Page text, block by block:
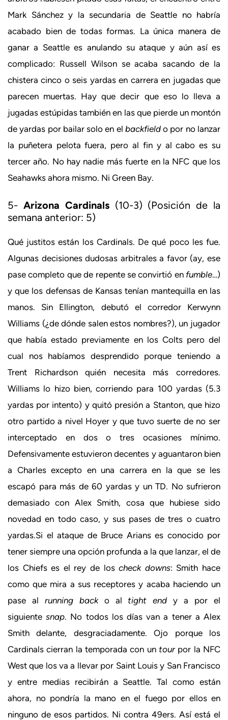
Mark Sánchez y la secundaria de Seattle no habría
acabado bien de todas formas. La única manera de
ganar a Seattle es anulando su ataque y aún así es
complicado: Russell Wilson se acaba sacando de la
chistera cinco o seis yardas en carrera en jugadas que
parecen muertas. Hay que decir que eso lo lleva a
jugadas estúpidas también en las que pierde un montón
de yardas por bailar solo en el backfieldo por no lanzar
la puñetera pelota fuera, pero al fin y al cabo es su
tercer año. No hay nadie más fuerte en la NFC que los
Seahawks ahora mismo. Ni Green Bay.
5- Arizona Cardinals(10-3) (Posición de la
semana anterior: 5)
Qué justitos están los Cardinals. De qué poco les fue.
Algunas decisiones dudosas arbitrales a favor (ay, ese
pase completo que de repente se convirtió en fumble…)
y que los defensas de Kansas tenían mantequilla en las
manos. Sin Ellington, debutó el corredor Kerwynn
Williams (¿de dónde salen estos nombres?), un jugador
que había estado previamente en los Colts pero del
cual nos habíamos desprendido porque teniendo a
Trent Richardson quién necesita más corredores.
Williams lo hizo bien, corriendo para 100 yardas (5.3
yardas por intento) y quitó presión a Stanton, que hizo
otro partido a nivel Hoyer y que tuvo suerte de no ser
interceptado en dos o tres ocasiones mínimo.
Defensivamente estuvieron decentes y aguantaron bien
a Charles excepto en una carrera en la que se les
escapó para más de 60 yardas y un TD. No sufrieron
demasiado con Alex Smith, cosa que hubiese sido
novedad en todo caso, y sus pases de tres o cuatro
yardas.Si el ataque de Bruce Arians es conocido por
tener siempre una opción profunda a la que lanzar, el de
los Chiefs es el rey de loscheck downs: Smith hace
como que mira a sus receptores y acaba haciendo un
pase al running backo al tight end y a por el
siguientesnap. No todos los días van a tener a Alex
Smith delante, desgraciadamente. Ojo porque los
Cardinals cierran la temporada con un tourpor la NFC
West que los va a llevar por Saint Louis y San Francisco
y entre medias recibirán a Seattle. Tal como están
ahora, no pondría la mano en el fuego por ellos en
ninguno de esos partidos. Ni contra 49ers. Así está el